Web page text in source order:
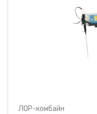
ЛОР-комбайн